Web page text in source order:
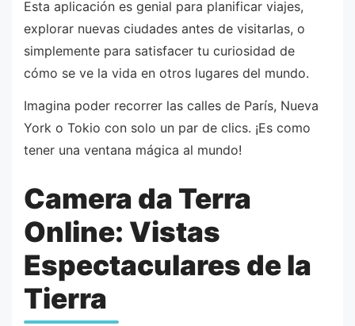
Esta aplicación es genial para planificar viajes,
explorar nuevas ciudades antes de visitarlas, o
simplemente para satisfacer tu curiosidad de
cómo se ve la vida en otros lugares del mundo.
Imagina poder recorrer las calles de París, Nueva
York o Tokio con solo un par de clics. ¡Es como
tener una ventana mágica al mundo!
Camera da Terra
Online: Vistas
Espectaculares de la
Tierra